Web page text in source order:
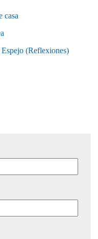
casa
(Reflexiones)